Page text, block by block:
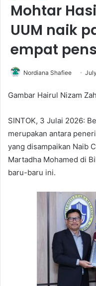
Mohtar
UUM naik
empat
Nordiana Shafiee
Gambar Hairul Nizam
SINTOK, 3 Julai 2026:
merupakan antara
yang disampaikan Naib
Martadha Mohamed di
baru-baru ini.